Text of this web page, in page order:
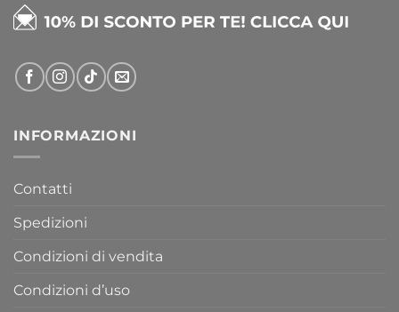
INFORMAZIONI
Contatti
Spedizioni
Condizioni di vendita
Condizioni d’uso